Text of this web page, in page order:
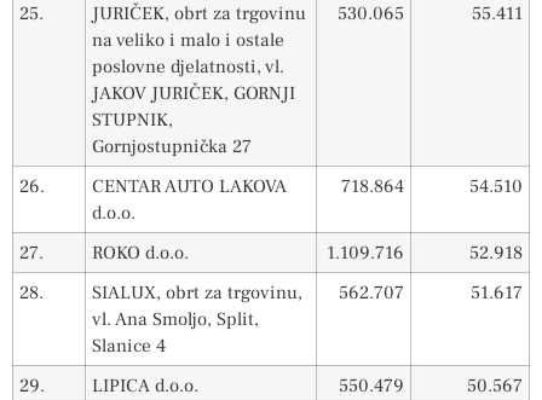
25.
JURIČEK, obrt za trgovinu
na veliko i malo i ostale
poslovne djelatnosti, vl.
JAKOV JURIČEK, GORNJI
STUPNIK,
Gornjostupnička 27
530.065 55.411
26.
CENTAR AUTO LAKOVA
d.o.o.
718.864 54.510
27. ROKO d.o.o. 1.109.716
52.918
28.
SIALUX, obrt za trgovinu,
vl. Ana Smoljo, Split,
Slanice 4
562.707 51.617
29. LIPICA d.o.o. 550.479
50.567